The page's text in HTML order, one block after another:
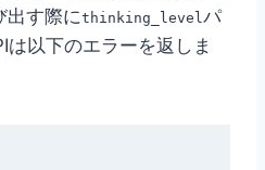
出す際にthinking_levelパ
以下のエラーを返しま